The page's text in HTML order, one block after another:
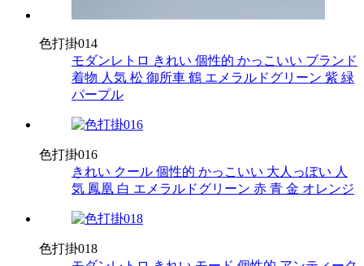
色打掛014
モダンレトロ きれい 個性的 かっこいい ブランド
着物 人気 松 御所車 鶴 エメラルドグリーン 紫 緑
パープル
色打掛016
きれい クール 個性的 かっこいい 大人っぽい 人
気 鳳凰 白 エメラルドグリーン 赤 青 金 オレンジ
色打掛018